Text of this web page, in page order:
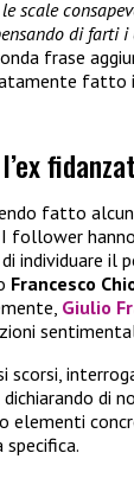
scale
di farti i
frase
fatto
fatto
follower
individuare il
Francesco
Giulio
scorsi,
dichiarando di
elementi
specifica.